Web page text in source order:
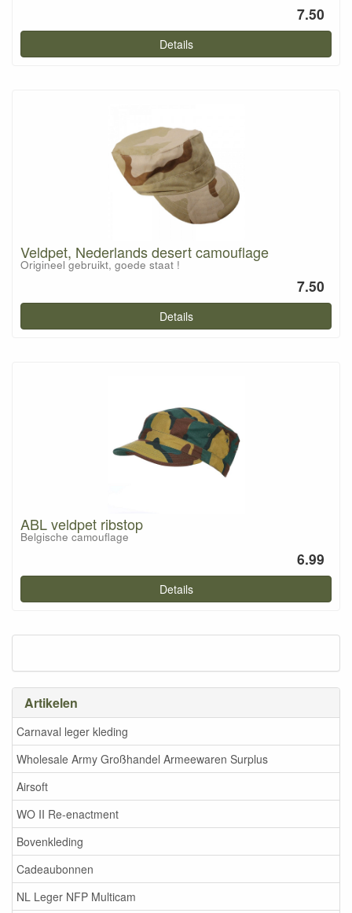
Artikelen
Carnaval leger kleding
Wholesale Army Großhandel Armeewaren Surplus
Airsoft
WO II Re-enactment
Bovenkleding
Cadeaubonnen
NL Leger NFP Multicam
7.50
Details
Veldpet, Nederlands desert camouflage
Origineel gebruikt, goede staat !
7.50
Details
ABL veldpet ribstop
Belgische camouflage
6.99
Details